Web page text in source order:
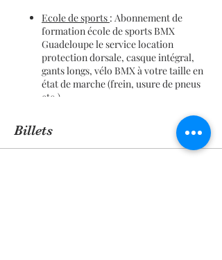
Ecole de sports : Abonnement de
formation école de sports BMX
Guadeloupe le service location
protection dorsale, casque intégral,
gants longs, vélo BMX à votre taille en
état de marche (frein, usure de pneus
etc.).
cotisation, adhésion club de sports
Team.Manager29M FFC ou FFSA.
Ravitaillement de groupe proposé et
Billets